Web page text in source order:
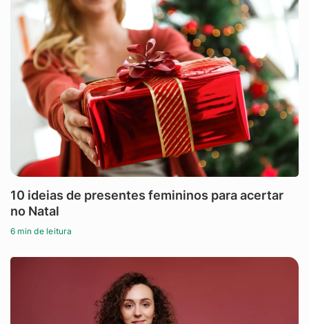
10 ideias de presentes femininos para acertar
no Natal
6 min de leitura